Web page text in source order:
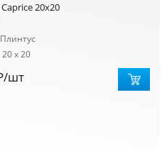
20x20
Плинтус
20 x 20
/шт